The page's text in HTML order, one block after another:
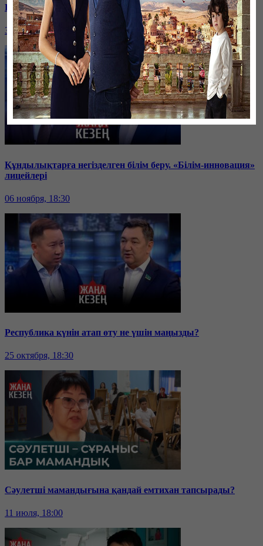
Қытай Қазақстанның №1 серіктесі болады
30 декабря, 19:45
Құндылықтарға негізделген білім беру. «Білім-инновация»
лицейлері
06 ноября, 18:30
Республика күнін атап өту не үшін маңызды?
25 октября, 18:30
Сәулетші мамандығына қандай емтихан тапсырады?
11 июля, 18:00